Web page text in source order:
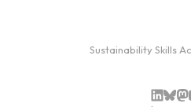
Sustainability Skills